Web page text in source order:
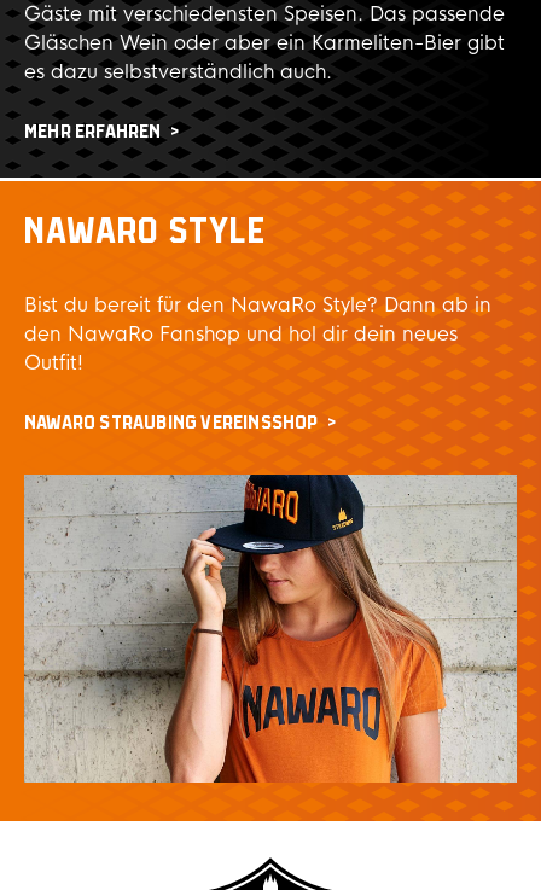
Gäste mit verschiedensten Speisen. Das passende
Gläschen Wein oder aber ein Karmeliten-Bier gibt
es dazu selbstverständlich auch.
MEHR ERFAHREN
NAWARO STYLE
Bist du bereit für den NawaRo Style? Dann ab in
den NawaRo Fanshop und hol dir dein neues
Outfit!
NAWARO STRAUBING VEREINSSHOP